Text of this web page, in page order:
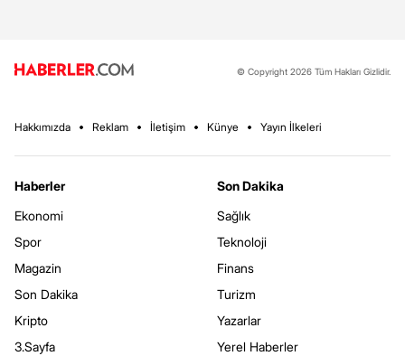
© Copyright 2026 Tüm Hakları Gizlidir.
Hakkımızda Reklam İletişim Künye Yayın İlkeleri
Haberler
Ekonomi
Spor
Magazin
Son Dakika
Kripto
3.Sayfa
Son Dakika
Sağlık
Teknoloji
Finans
Turizm
Yazarlar
Yerel Haberler